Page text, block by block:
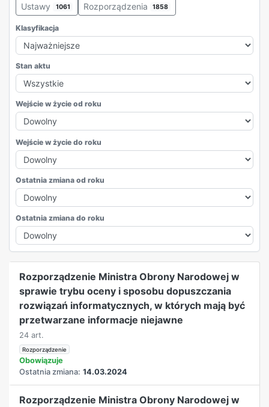
Ustawy 1061 Rozporządzenia 1858
Klasyfikacja
Stan aktu
Wejście w życie od roku
Wejście w życie do roku
Ostatnia zmiana od roku
Ostatnia zmiana do roku
REKLAMA
Rozporządzenie Ministra Obrony Narodowej w
sprawie trybu oceny i sposobu dopuszczania
rozwiązań informatycznych, w których mają być
przetwarzane informacje niejawne
24 art.
Rozporządzenie
Obowiązuje
Ostatnia zmiana: 14.03.2024
Rozporządzenie Ministra Obrony Narodowej w